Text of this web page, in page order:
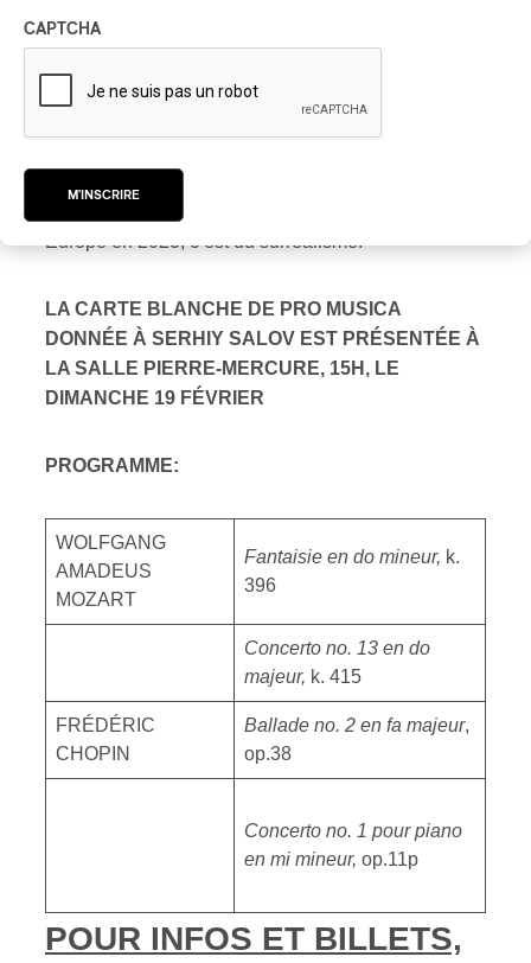
PAN M 360 : Difficile de le réaliser…
SERHIY SALOV :Et que dire du patriarche
Europe en 2023, c’est du surréalisme.
LA CARTE BLANCHE DE PRO MUSICA
DONNÉE À SERHIY SALOV EST PRÉSENTÉE À
LA SALLE PIERRE-MERCURE, 15H, LE
DIMANCHE 19 FÉVRIER
PROGRAMME:
WOLFGANG
AMADEUS
MOZART
Fantaisie en do mineur, k.
396
Concerto no. 13 en do
majeur, k. 415
FRÉDÉRIC
CHOPIN
Ballade no. 2 en fa majeur,
op.38
Concerto no. 1 pour piano
en mi mineur, op.11p
POUR INFOS ET BILLETS,
CAPTCHA
M'INSCRIRE